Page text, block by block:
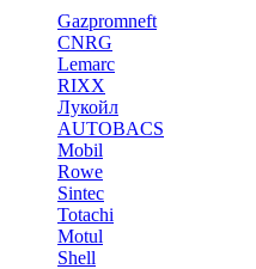
Gazpromneft
CNRG
Lemarc
RIXX
Лукойл
AUTOBACS
Mobil
Rowe
Sintec
Totachi
Motul
Shell